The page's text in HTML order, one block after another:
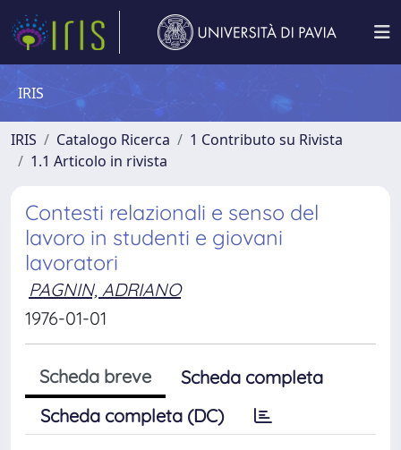
IRIS
IRIS Catalogo Ricerca
1 Contributo su Rivista
1.1 Articolo in rivista
Contesti relazionali e senso del
lavoro in studenti e giovani
lavoratori
PAGNIN, ADRIANO
1976-01-01
Scheda breve
Scheda completa
Scheda completa (DC)